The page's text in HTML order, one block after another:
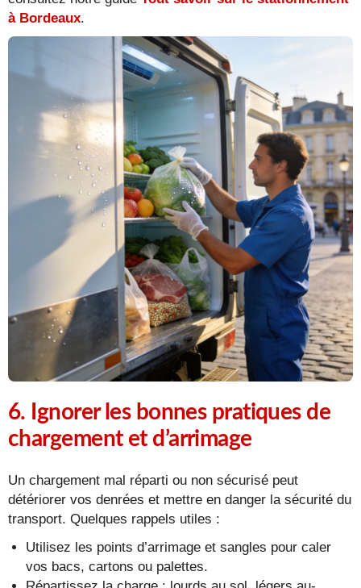
à Bordeaux
6. Ignorer les bonnes pratiques de
chargement et d’arrimage
Un chargement mal réparti ou non sécurisé peut
détériorer vos denrées et mettre en danger la sécurité du
transport. Quelques rappels utiles :
Utilisez les points d’arrimage et sangles pour caler
vos bacs, cartons ou palettes.